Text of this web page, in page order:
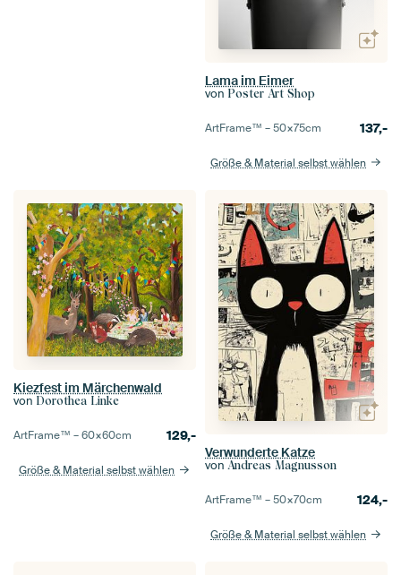
Lama im Eimer
von Poster Art Shop
ArtFrame™ –50×75cm 137,-
Größe & Material selbst wählen
Kiezfest im Märchenwald
von Dorothea Linke
ArtFrame™ –60×60cm 129,-
Größe & Material selbst wählen
Verwunderte Katze
von Andreas Magnusson
ArtFrame™ –50×70cm 124,-
Größe & Material selbst wählen